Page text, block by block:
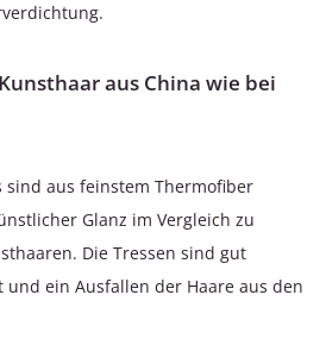
aus China wie bei
sind aus feinstem Thermofiber
Glanz im Vergleich zu
Die Tressen sind gut
ein Ausfallen der Haare aus den